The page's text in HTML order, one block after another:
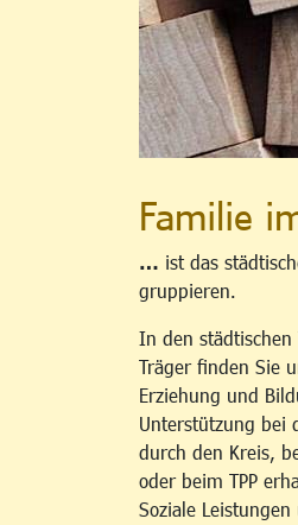
Familie
… ist das
gruppieren.
In den
Träger finden Sie
Erziehung und
Unterstützung bei
durch den Kreis,
oder beim TPP
Soziale